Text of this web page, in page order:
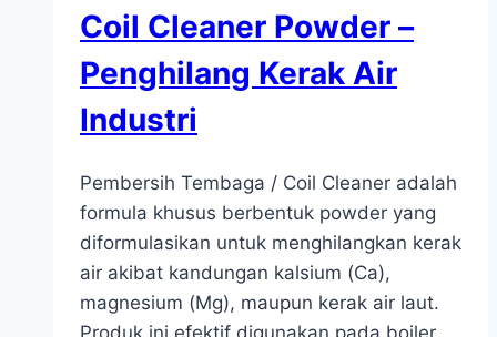
Coil Cleaner Powder –
Penghilang Kerak Air
Industri
Pembersih Tembaga / Coil Cleaner adalah
formula khusus berbentuk powder yang
diformulasikan untuk menghilangkan kerak
air akibat kandungan kalsium (Ca),
magnesium (Mg), maupun kerak air laut.